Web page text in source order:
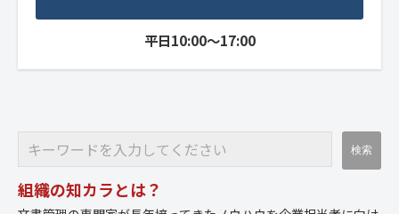
平日10:00～17:00
組織の知カラとは？